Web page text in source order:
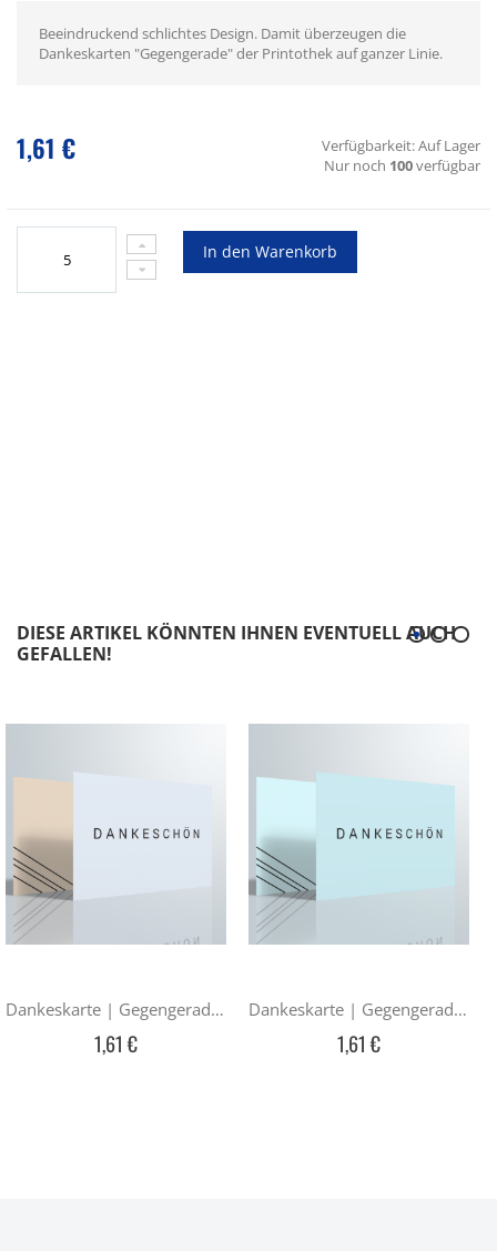
Beeindruckend schlichtes Design. Damit überzeugen die
Dankeskarten "Gegengerade" der Printothek auf ganzer Linie.
1,61 € Verfügbarkeit:Auf Lager
Nur noch 100verfügbar
In den Warenkorb
DIESE ARTIKEL KÖNNTEN IHNEN EVENTUELL AUCH
GEFALLEN!
Dankeskarte | Gegengerade — Blau-Braun
1,61 €
Dankeskarte | Gegengerade — Blau
1,61 €